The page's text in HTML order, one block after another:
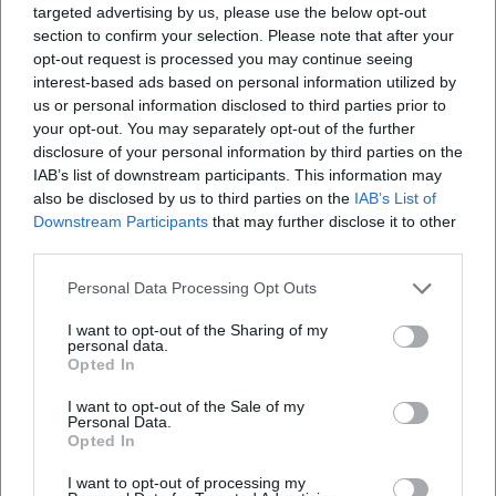
targeted advertising by us, please use the below opt-out
section to confirm your selection. Please note that after your
opt-out request is processed you may continue seeing
interest-based ads based on personal information utilized by
us or personal information disclosed to third parties prior to
your opt-out. You may separately opt-out of the further
disclosure of your personal information by third parties on the
IAB’s list of downstream participants. This information may
also be disclosed by us to third parties on the IAB’s List of
Downstream Participants that may further disclose it to other
Personal Data Processing Opt Outs
I want to opt-out of the Sharing of my
personal data.
Opted In
I want to opt-out of the Sale of my
Personal Data.
Opted In
I want to opt-out of processing my
ungebrochen Referenzstatus besitzt.
Aktuelle Projekte (Legacy, Bühne, Kino)
Die posthume Bühnenpräsenz seines Werks bleibt
lebendig: Michael Jackson ONE in Las Vegas läuft seit 2013
als immersives Cirque-du-Soleil-Erlebnis und zählt zu den
erfolgreichsten Produktionen des Ensembles. Parallel sorgt
das Tony-prämierte MJ the Musical seit 2021 für volle
Häuser und gastiert seit 2024 am Londoner West End. Im
Kino entsteht mit Michael eine große Biopic-Produktion
Hauptrolle verkörpert; der US-Kinostart ist aktuell für den
wie Thriller 40 oder kuratierte Playlists halten Jacksons
Repertoire im Streaming-Zeitalter präsent und binden eine
junge Zuhörerschaft an das Œuvre.
Stimmen der Fans
Die Reaktionen der Fans zeigen deutlich: Michael Jackson
begeistert Menschen weltweit. Auf Instagram schwärmt